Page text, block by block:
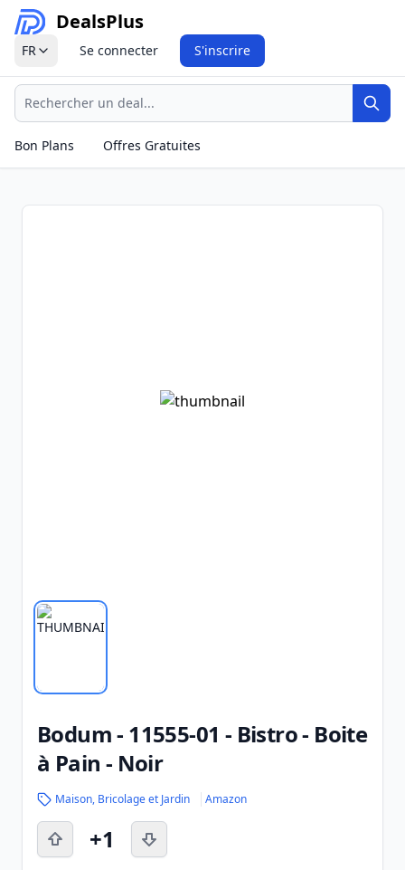
DealsPlus
FR Se connecter S'inscrire
Recherche
Bon Plans
Offres Gratuites
Bodum - 11555-01 - Bistro - Boite
à Pain - Noir
Maison, Bricolage et Jardin Amazon
+1